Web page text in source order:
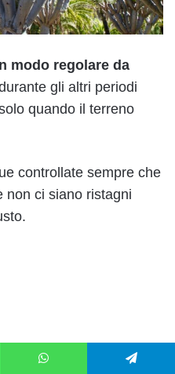
modo regolare da
gli altri periodi
quando il terreno
controllate sempre che
non ci siano ristagni